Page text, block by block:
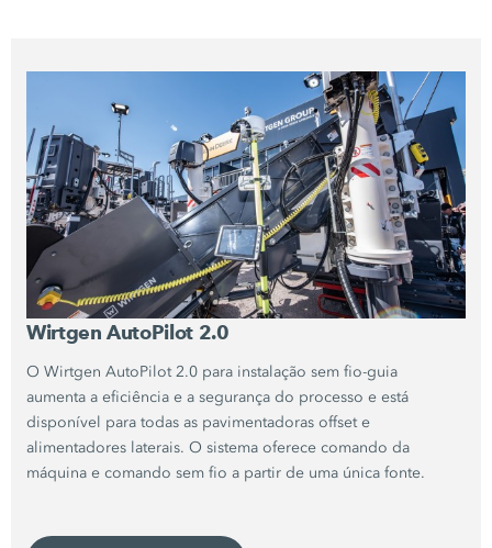
WirtgenAutoPilot 2.0
O Wirtgen AutoPilot 2.0 para instalação sem fio-guia
aumenta a eficiência e a segurança do processo e está
disponível para todas as pavimentadoras offset e
alimentadores laterais. O sistema oferece comando da
máquina e comando sem fio a partir de uma única fonte.